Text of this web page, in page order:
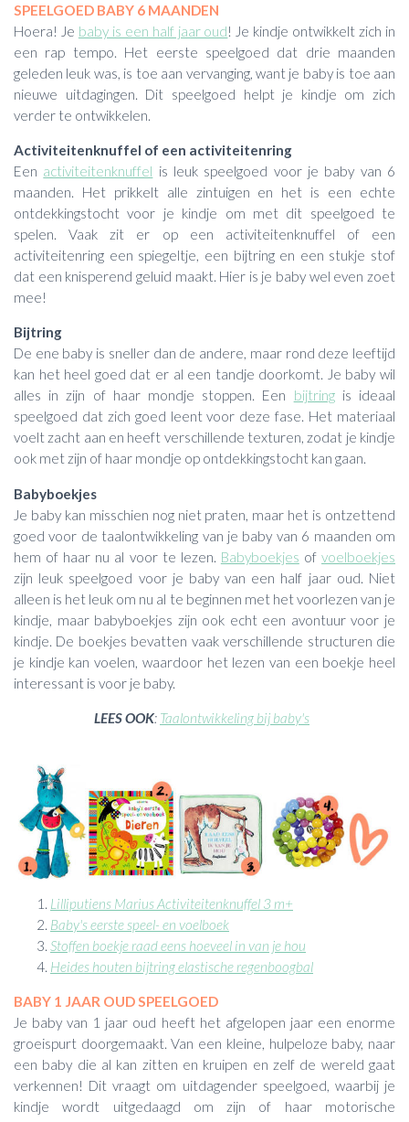
SPEELGOED BABY 6 MAANDEN
Hoera! Je baby is een half jaar oud! Je kindje ontwikkelt zich in
een rap tempo. Het eerste speelgoed dat drie maanden
geleden leuk was, is toe aan vervanging, want je baby is toe aan
nieuwe uitdagingen. Dit speelgoed helpt je kindje om zich
verder te ontwikkelen.
Activiteitenknuffel of een activiteitenring
Een activiteitenknuffel is leuk speelgoed voor je baby van 6
maanden. Het prikkelt alle zintuigen en het is een echte
ontdekkingstocht voor je kindje om met dit speelgoed te
spelen. Vaak zit er op een activiteitenknuffel of een
activiteitenring een spiegeltje, een bijtring en een stukje stof
dat een knisperend geluid maakt. Hier is je baby wel even zoet
mee!
Bijtring
De ene baby is sneller dan de andere, maar rond deze leeftijd
kan het heel goed dat er al een tandje doorkomt. Je baby wil
alles in zijn of haar mondje stoppen. Een bijtringis ideaal
speelgoed dat zich goed leent voor deze fase. Het materiaal
voelt zacht aan en heeft verschillende texturen, zodat je kindje
ook met zijn of haar mondje op ontdekkingstocht kan gaan.
Babyboekjes
Je baby kan misschien nog niet praten, maar het is ontzettend
goed voor de taalontwikkeling van je baby van 6 maanden om
hem of haar nu al voor te lezen. Babyboekjes ofvoelboekjes
zijn leuk speelgoed voor je baby van een half jaar oud. Niet
alleen is het leuk om nu al te beginnen met het voorlezen van je
kindje, maar babyboekjes zijn ook echt een avontuur voor je
kindje. De boekjes bevatten vaak verschillende structuren die
je kindje kan voelen, waardoor het lezen van een boekje heel
interessant is voor je baby.
LEES OOK: Taalontwikkeling bij baby's
Lilliputiens Marius Activiteitenknuffel 3 m+
Baby's eerste speel- en voelboek
Stoffen boekje raad eens hoeveel in van je hou
Heides houten bijtring elastische regenboogbal
BABY 1 JAAR OUD SPEELGOED
Je baby van 1 jaar oud heeft het afgelopen jaar een enorme
groeispurt doorgemaakt. Van een kleine, hulpeloze baby, naar
een baby die al kan zitten en kruipen en zelf de wereld gaat
verkennen! Dit vraagt om uitdagender speelgoed, waarbij je
kindje wordt uitgedaagd om zijn of haar motorische